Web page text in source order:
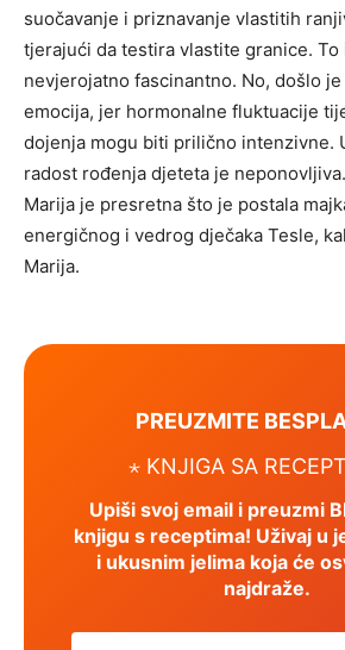
suočavanje i priznavanje vlastitih
tjerajući da testira vlastite granice.
nevjerojatno fascinantno. No, došlo
emocija, jer hormonalne fluktuacije
dojenja mogu biti prilično intenzivne.
radost rođenja djeteta je
Marija je presretna što je postala
energičnog i vedrog dječaka Tesle,
Marija.
PREUZMITE
⋆ KNJIGA SA
Upiši svoj email i preuzmi
knjigu s receptima! Uživaj u
i ukusnim jelima koja će
najdraže.